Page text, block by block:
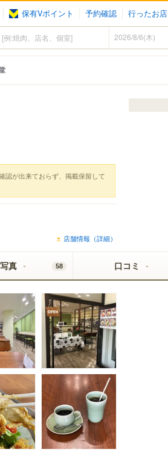
保有Vポイント 予約確認 行ったお店
認が出来ておらず、掲載保留して
店舗情報（詳細）
写真 58 口コミ